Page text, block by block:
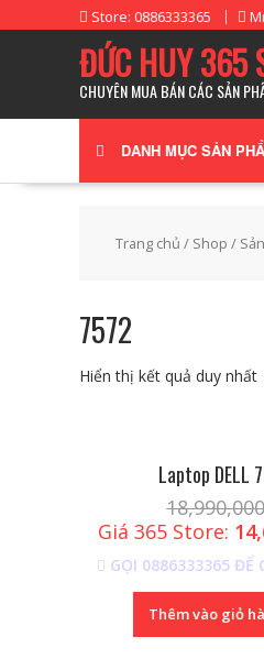
to
Store: 0886333365
ĐỨC HUY 365
CHUYÊN MUA BÁN CÁC SẢN
DANH MỤC SẢN
Trang chủ / Shop /
7572
Hiển thị kết quả duy nhất
Laptop DELL
Giá 365 Store:
GỌI 0886333365 ĐỂ
Thêm vào giỏ